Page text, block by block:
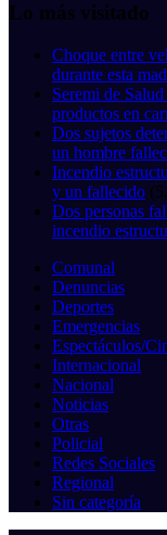
Lo más visitado
Choque entre
durante esta
Seremi de
productos en
Dos sujetos
un hombre
Incendio
y un fallecido
Dos personas
incendio
Comunal
Denuncias
Deportes
Emergencias
Espectáculos/
Internacional
Nacional
Noticias
Otras
Policial
Redes Sociales
Regional
Sin categoría